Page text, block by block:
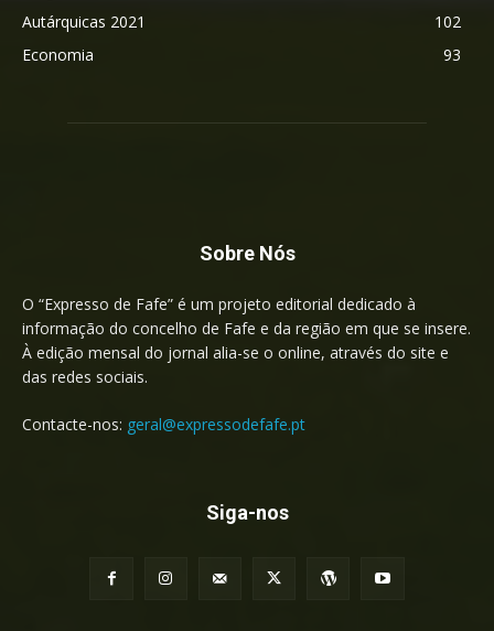
Autárquicas 2021
102
Economia
93
Sobre Nós
O “Expresso de Fafe” é um projeto editorial dedicado à
informação do concelho de Fafe e da região em que se insere.
À edição mensal do jornal alia-se o online, através do site e
das redes sociais.
Contacte-nos: geral@expressodefafe.pt
Siga-nos